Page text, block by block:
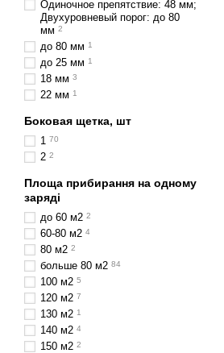
Одиночное препятствие: 48 мм;
Двухуровневый порог: до 80
мм 2
до 80 мм 1
до 25 мм 1
18 мм 3
22 мм 1
Боковая щетка, шт
1 70
2 2
Площа прибирання на одному
заряді
до 60 м2 2
60-80 м2 4
80 м2 2
больше 80 м2 84
100 м2 5
120 м2 7
130 м2 1
140 м2 4
150 м2 2